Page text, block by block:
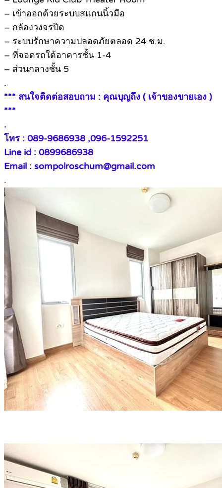
– เข้าออกด้วยระบบสแกนนิ้วมือ
– กล้องวงจรปิด
– ระบบรักษาความปลอดภัยตลอด 24 ช.ม.
– ที่จอดรถใต้อาคารชั้น 1-4
– ส่วนกลางชั้น 5
.
*** สนใจติดต่อสอบถาม : คุณบุญถึง ( เจ้าของขายเอง )
***
.
โทร : 089-9686938 ,096-1592251
Line id : 0899686938
Email : sompolroschum@gmail.com
.